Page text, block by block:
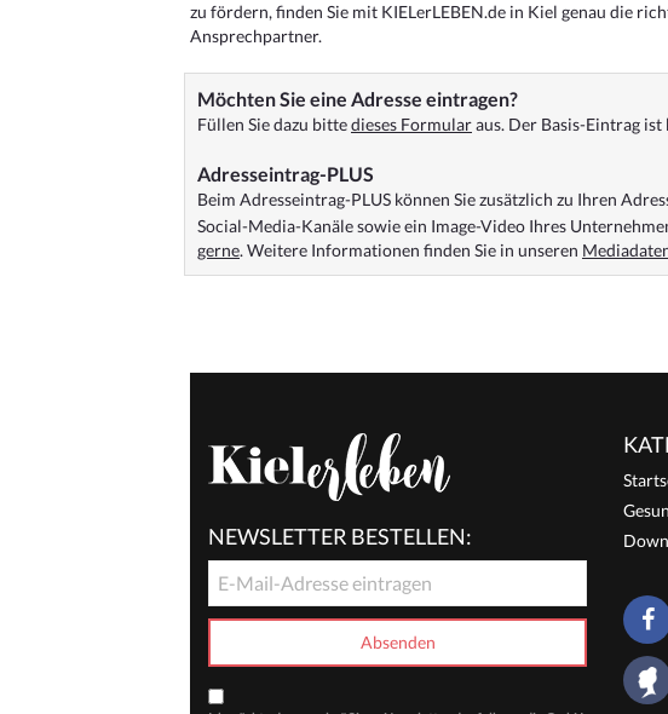
zu fördern, finden Sie mit KIELerLEBEN.de in Kiel genau die
Ansprechpartner.
Möchten Sie eine Adresse eintragen?
Füllen Sie dazu bittedieses Formularaus. Der Basis-Eintrag ist
Adresseintrag-PLUS
Beim Adresseintrag-PLUS können Sie zusätzlich zu Ihren
Social-Media-Kanäle sowie ein Image-Video Ihres
gerne. Weitere Informationen finden Sie in unseren
NEWSLETTER BESTELLEN: